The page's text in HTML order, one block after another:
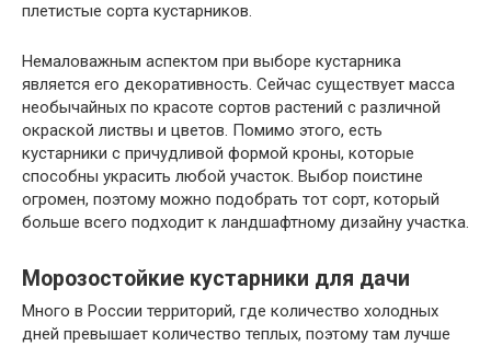
плетистые сорта кустарников.
Немаловажным аспектом при выборе кустарника
является его декоративность. Сейчас существует масса
необычайных по красоте сортов растений с различной
окраской листвы и цветов. Помимо этого, есть
кустарники с причудливой формой кроны, которые
способны украсить любой участок. Выбор поистине
огромен, поэтому можно подобрать тот сорт, который
больше всего подходит к ландшафтному дизайну участка.
Морозостойкие кустарники для дачи
Много в России территорий, где количество холодных
дней превышает количество теплых, поэтому там лучше